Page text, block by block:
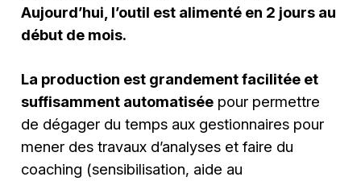
Aujourd’hui, l’outil est alimenté en 2 jours au
début de mois.
La production est grandement facilitée et
suffisamment automatisée pour permettre
de dégager du temps aux gestionnaires pour
mener des travaux d’analyses et faire du
coaching (sensibilisation, aide au